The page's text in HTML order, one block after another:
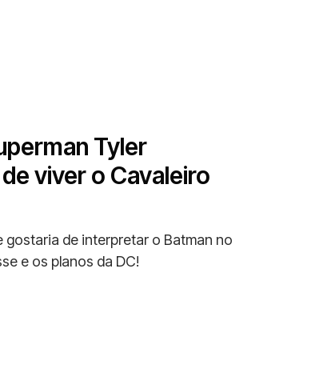
Tyler
viver o Cavaleiro
gostaria de interpretar o Batman no
e os planos da DC!